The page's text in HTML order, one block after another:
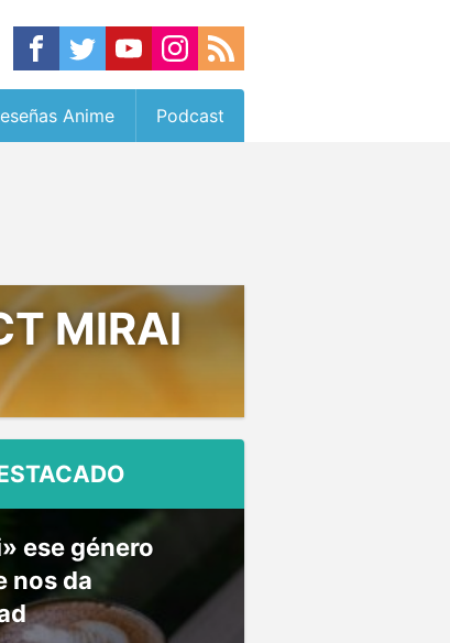
Anime Podcast
MIRAI
ese género
nos da